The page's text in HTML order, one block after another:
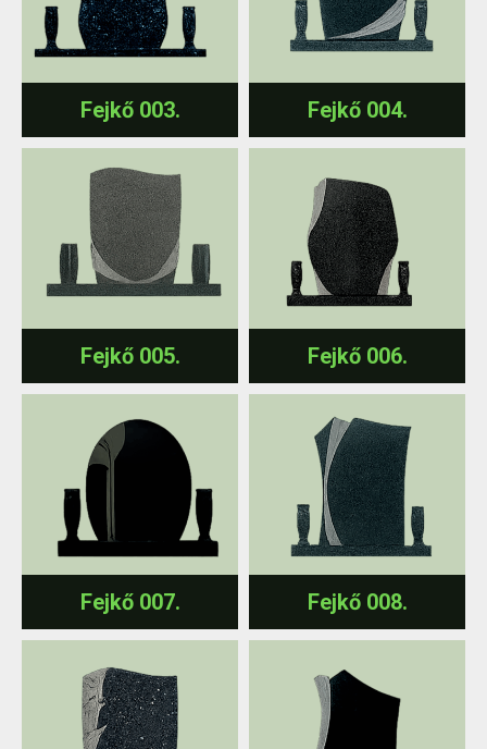
Fejkő 003. Fejkő 004.
Fejkő 005. Fejkő 006.
Fejkő 007. Fejkő 008.